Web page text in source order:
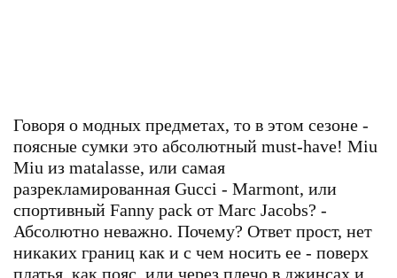
Говоря о модных предметах, то в этом сезоне -
поясные сумки это абсолютный must-have! Miu
Miu из matalasse, или самая
разрекламированная Gucci - Marmont, или
спортивный Fanny pack от Marc Jacobs? -
Абсолютно неважно. Почему? Ответ прост, нет
никаких границ как и с чем носить ее - поверх
платья, как пояс, или через плечо в джинсах и